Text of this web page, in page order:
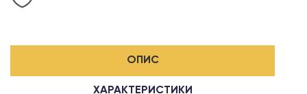
ОПИС
ХАРАКТЕРИСТИКИ